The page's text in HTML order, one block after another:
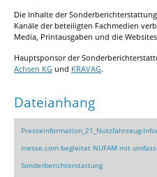
Die Inhalte der
Kanäle der beteiligten Fachmedien
Media, Printausgaben und die
Hauptsponsor der
Achsen KG und KRAVAG.
Dateianhang
Presseinformation_21_Nutzfahrzeug-
messe.com begleitet NUFAM mit
Sonderberichterstattung